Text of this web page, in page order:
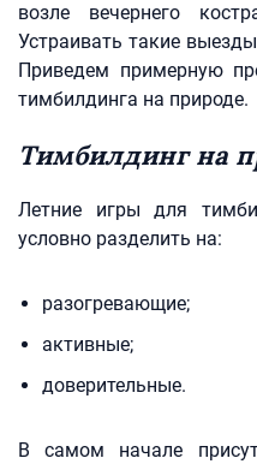
возле вечернего
Устраивать такие
Приведем примерную
тимбилдинга на природе.
Тимбилдинг на
Летние игры для
условно разделить на:
разогревающие;
активные;
доверительные.
В самом начале